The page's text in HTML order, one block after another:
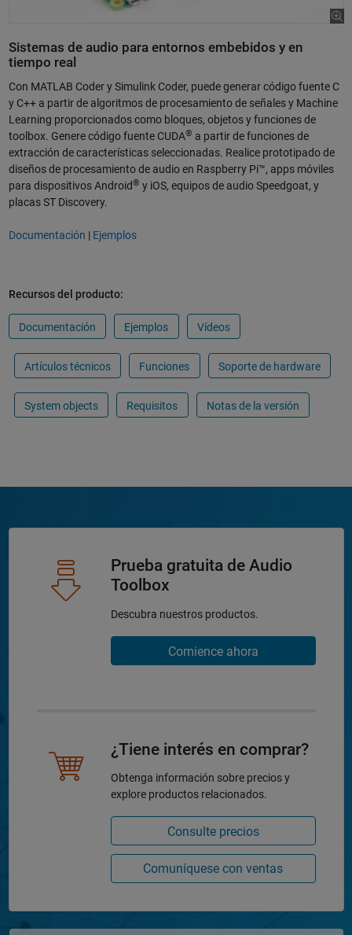
Sistemas de audio para entornos embebidos y en
tiempo real
Con MATLAB Coder y Simulink Coder, puede generar código fuente C
y C++ a partir de algoritmos de procesamiento de señales y Machine
Learning proporcionados como bloques, objetos y funciones de
toolbox. Genere código fuente CUDA® a partir de funciones de
extracción de características seleccionadas. Realice prototipado de
diseños de procesamiento de audio en Raspberry Pi™, apps móviles
para dispositivos Android® y iOS, equipos de audio Speedgoat, y
placas ST Discovery.
Documentación | Ejemplos
Recursos del producto:
Documentación Ejemplos Vídeos
Artículos técnicos Funciones Soporte de hardware
System objects Requisitos Notas de la versión
Prueba gratuita de Audio
Toolbox
Descubra nuestros productos.
Comience ahora
¿Tiene interés en comprar?
Obtenga información sobre precios y
explore productos relacionados.
Consulte precios
Comuníquese con ventas